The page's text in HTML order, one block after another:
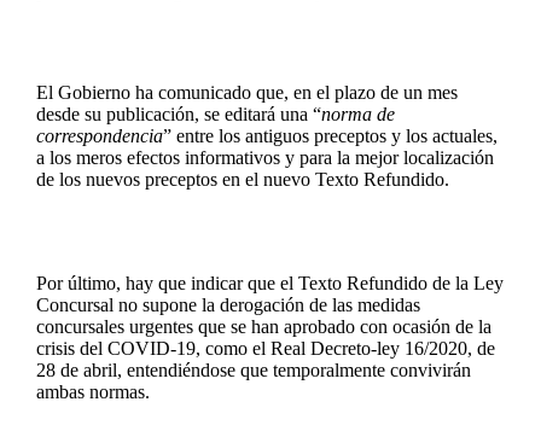
El Gobierno ha comunicado que, en el plazo de un mes
desde su publicación, se editará una “norma de
correspondencia” entre los antiguos preceptos y los actuales,
a los meros efectos informativos y para la mejor localización
de los nuevos preceptos en el nuevo Texto Refundido.
Por último, hay que indicar que el Texto Refundido de la Ley
Concursal no supone la derogación de las medidas
concursales urgentes que se han aprobado con ocasión de la
crisis del COVID-19, como el Real Decreto-ley 16/2020, de
28 de abril, entendiéndose que temporalmente convivirán
ambas normas.